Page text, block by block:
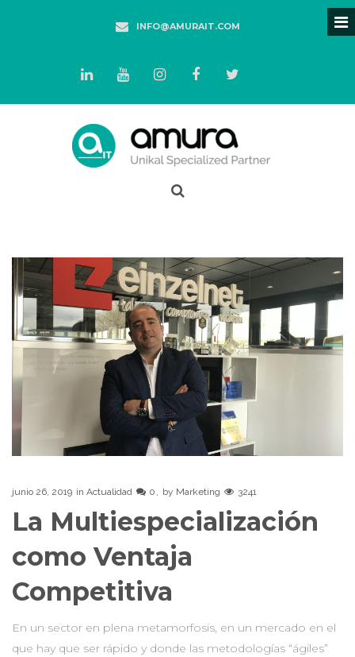
INFO@AMURAIT.COM
junio 26, 2019 in Actualidad 0 by Marketing 3241
La Multiespecialización
como Ventaja
Competitiva
En un sector en plena metamorfosis, en un mercado en el
que hay que ser rápido y donde las metodologías “ágiles”